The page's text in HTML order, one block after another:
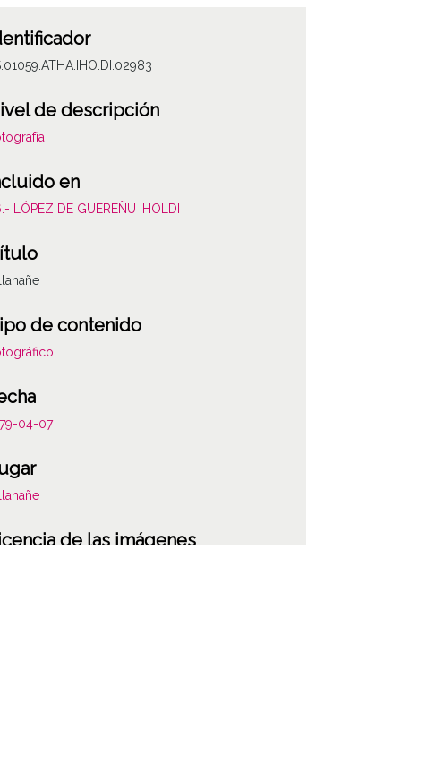
de descripción
en
LÓPEZ DE GUEREÑU IHOLDI
de contenido
04-07
de las imágenes